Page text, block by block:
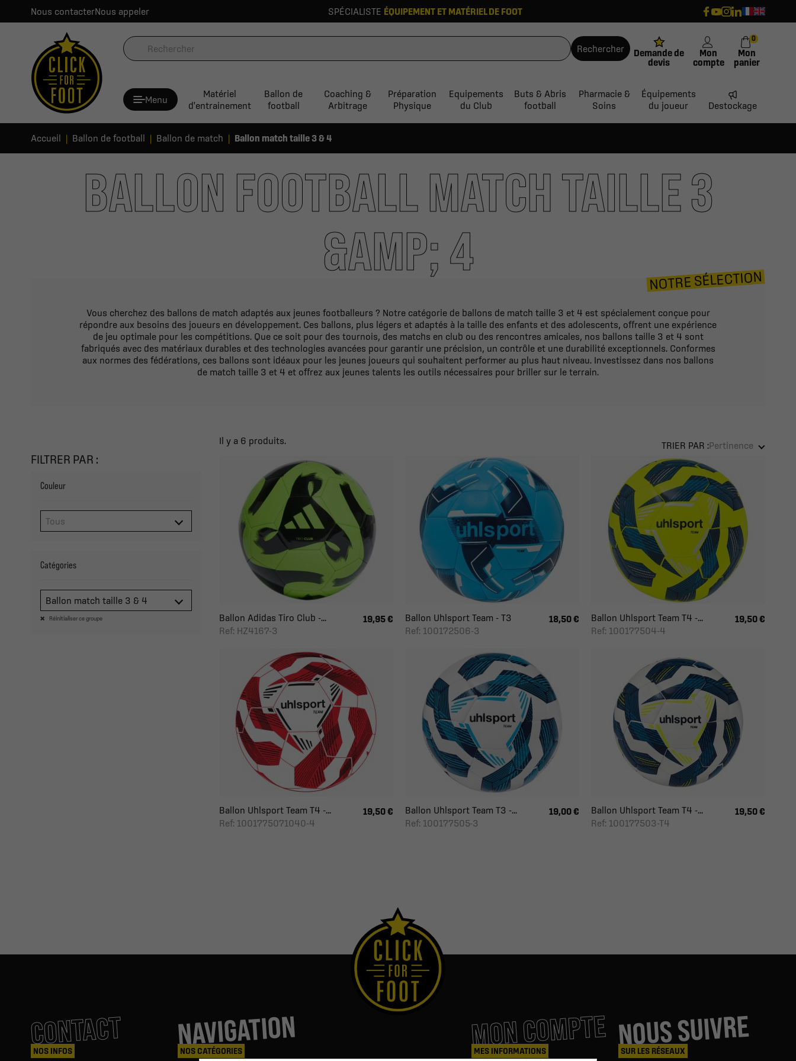
Nous contacterNous appeler SPÉCIALISTE ÉQUIPEMENT ET MATÉRIEL DE FOOT
Rechercher
Demande de
devis
Mon
compte
Mon
panier
0
Menu
Matériel
d'entrainement
Ballon de
football
Coaching &
Arbitrage
Préparation
Physique
Equipements
du Club
Buts & Abris
football
Pharmacie &
Soins
Équipements
du joueur
Destockage
Accueil Ballon de football Ballon de match Ballon match taille 3 & 4
BALLON FOOTBALL MATCH TAILLE 3
&AMP; 4
NOTRE SÉLECTION
Vous cherchez des ballons de match adaptés aux jeunes footballeurs ? Notre catégorie de ballons de match taille 3 et 4 est spécialement conçue pour
répondre aux besoins des joueurs en développement. Ces ballons, plus légers et adaptés à la taille des enfants et des adolescents, offrent une expérience
de jeu optimale pour les compétitions. Que ce soit pour des tournois, des matchs en club ou des rencontres amicales, nos ballons taille 3 et 4 sont
fabriqués avec des matériaux durables et des technologies avancées pour garantir une précision, un contrôle et une durabilité exceptionnels. Conformes
aux normes des fédérations, ces ballons sont idéaux pour les jeunes joueurs qui souhaitent performer au plus haut niveau. Investissez dans nos ballons
de match taille 3 et 4 et offrez aux jeunes talents les outils nécessaires pour briller sur le terrain.
FILTRER PAR :
Couleur
Catégories
Ballon match taille 3 & 4
Réinitialiser ce groupe
Il y a 6 produits. TRIER PAR :Pertinence
Ballon Adidas Tiro Club -...
Ref: HZ4167-3
19,95 €
Ballon Uhlsport Team - T3
Ref: 100172506-3
18,50 €
Ballon Uhlsport Team T4 -...
Ref: 100177504-4
19,50 €
Ballon Uhlsport Team T4 -...
Ref: 1001775071040-4
19,50 €
Ballon Uhlsport Team T3 -...
Ref: 100177505-3
19,00 €
Ballon Uhlsport Team T4 -...
Ref: 100177503-T4
19,50 €
CONTACT
NOS INFOS NAVIGATION
NOS CATÉGORIES MON COMPTE
MES INFORMATIONS NOUS SUIVRE
SUR LES RÉSEAUX